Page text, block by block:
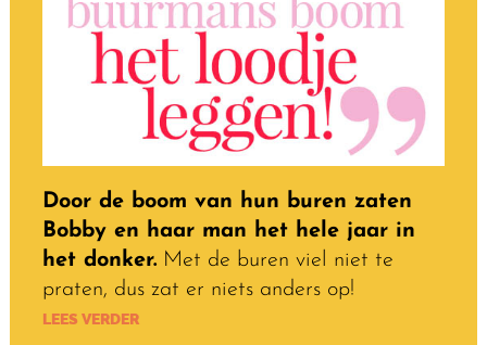
Door de boom van hun buren zaten
Bobby en haar man het hele jaar in
het donker.Met de buren viel niet te
praten, dus zat er niets anders op!
LEES VERDER